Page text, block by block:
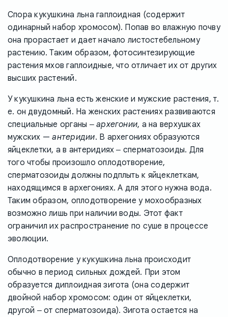
Спора кукушкина льна гаплоидная (содержит
одинарный набор хромосом). Попав во влажную почву
она прорастает и дает начало листостебельному
растению. Таким образом, фотосинтезирующие
растения мхов гаплоидные, что отличает их от других
высших растений.
У кукушкина льна есть женские и мужские растения, т.
е. он двудомный. На женских растениях развиваются
специальные органы ‒архегонии, а на верхушках
мужских —антеридии. В архегониях образуются
яйцеклетки, а в антеридиях ‒ сперматозоиды. Для
того чтобы произошло оплодотворение,
сперматозоиды должны подплыть к яйцеклеткам,
находящимся в архегониях. А для этого нужна вода.
Таким образом, оплодотворение у мохообразных
возможно лишь при наличии воды. Этот факт
ограничил их распространение по суше в процессе
эволюции.
Оплодотворение у кукушкина льна происходит
обычно в период сильных дождей. При этом
образуется диплоидная зигота (она содержит
двойной набор хромосом: один от яйцеклетки,
другой ‒ от сперматозоида). Зигота остается на